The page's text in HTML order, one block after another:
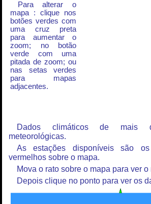
Para alterar o
mapa : clique nos
botões verdes com
uma cruz preta
para aumentar o
zoom; no botão
verde com uma
pitada de zoom; ou
nas setas verdes
para mapas
adjacentes.
Dados climáticos de mais
meteorológicas.
As estações disponíveis são
vermelhos sobre o mapa.
Mova o rato sobre o mapa para ver
Depois clique no ponto para ver os